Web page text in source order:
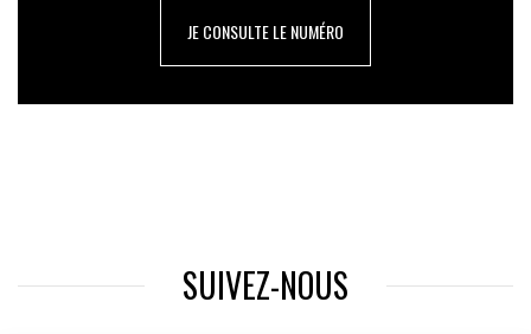
JE CONSULTE LE NUMÉRO
SUIVEZ-NOUS